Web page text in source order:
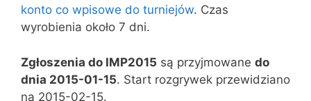
konto co wpisowe do turniejów. Czas
wyrobienia około 7 dni.
Zgłoszenia do IMP2015 są przyjmowane do
dnia 2015-01-15. Start rozgrywek przewidziano
na 2015-02-15.